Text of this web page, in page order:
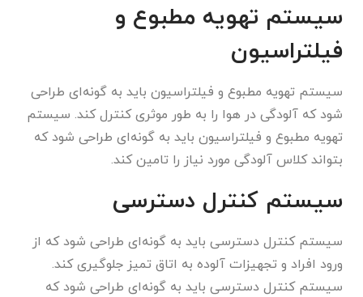
سیستم تهویه مطبوع و
فیلتراسیون
سیستم تهویه مطبوع و فیلتراسیون باید به گونه‌ای طراحی
شود که آلودگی در هوا را به طور موثری کنترل کند. سیستم
تهویه مطبوع و فیلتراسیون باید به گونه‌ای طراحی شود که
بتواند کلاس آلودگی مورد نیاز را تامین کند.
سیستم کنترل دسترسی
سیستم کنترل دسترسی باید به گونه‌ای طراحی شود که از
ورود افراد و تجهیزات آلوده به اتاق تمیز جلوگیری کند.
سیستم کنترل دسترسی باید به گونه‌ای طراحی شود که